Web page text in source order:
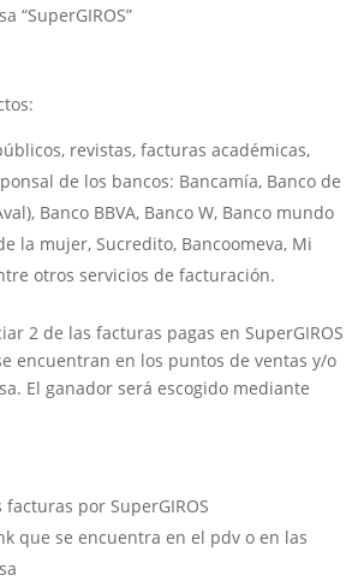
“SuperGIROS”
revistas, facturas académicas,
de los bancos: Bancamía, Banco de
Banco BBVA, Banco W, Banco mundo
la mujer, Sucredito, Bancoomeva, Mi
otros servicios de facturación.
2 de las facturas pagas en SuperGIROS
encuentran en los puntos de ventas y/o
El ganador será escogido mediante
por SuperGIROS
que se encuentra en el pdv o en las